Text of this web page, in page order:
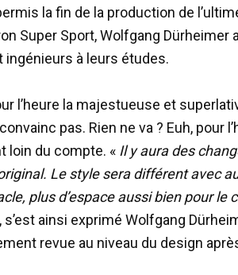
la fin de la production de
Super Sport, Wolfgang
ingénieurs à leurs études.
l’heure la majestueuse et
pas. Rien ne va ? Euh, pour
loin du compte. « Il y aura des
Le style sera différent avec
plus d’espace aussi bien pour le
s’est ainsi exprimé Wolfgang
revue au niveau du design